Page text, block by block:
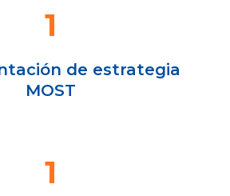
1
de estrategia
MOST
1